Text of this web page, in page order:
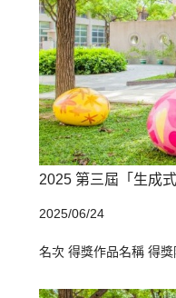
2025 第三屆「生成
2025/06/24
名次 得獎作品名稱 得獎